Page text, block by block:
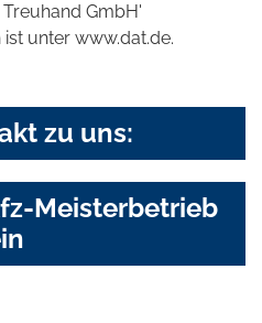
GmbH'
unter www.dat.de.
zu uns:
Meisterbetrieb